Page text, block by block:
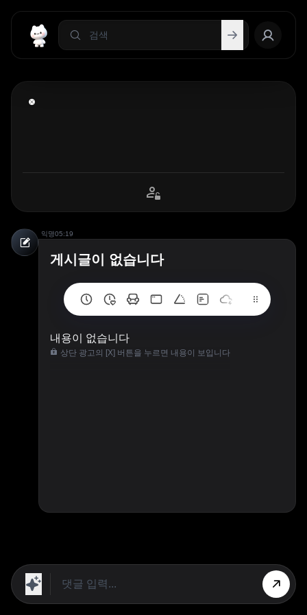
익명05:19
게시글이 없습니다
내용이 없습니다
상단 광고의 [X] 버튼을 누르면 내용이 보입니다